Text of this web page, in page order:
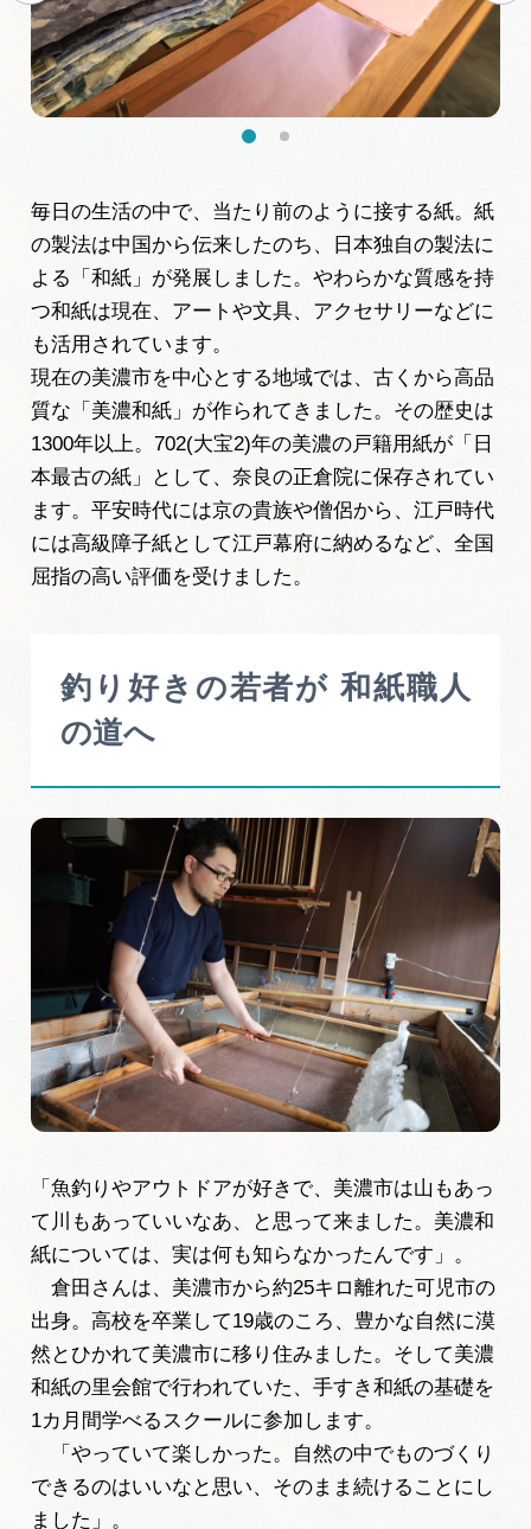
毎日の生活の中で、当たり前のように接する紙。紙
の製法は中国から伝来したのち、日本独自の製法に
よる「和紙」が発展しました。やわらかな質感を持
つ和紙は現在、アートや文具、アクセサリーなどに
も活用されています。
現在の美濃市を中心とする地域では、古くから高品
質な「美濃和紙」が作られてきました。その歴史は
1300年以上。702(大宝2)年の美濃の戸籍用紙が「日
本最古の紙」として、奈良の正倉院に保存されてい
ます。平安時代には京の貴族や僧侶から、江戸時代
には高級障子紙として江戸幕府に納めるなど、全国
屈指の高い評価を受けました。
釣り好きの若者が 和紙職人
の道へ
「魚釣りやアウトドアが好きで、美濃市は山もあっ
て川もあっていいなあ、と思って来ました。美濃和
紙については、実は何も知らなかったんです」。
倉田さんは、美濃市から約25キロ離れた可児市の
出身。高校を卒業して19歳のころ、豊かな自然に漠
然とひかれて美濃市に移り住みました。そして美濃
和紙の里会館で行われていた、手すき和紙の基礎を
1カ月間学べるスクールに参加します。
「やっていて楽しかった。自然の中でものづくり
できるのはいいなと思い、そのまま続けることにし
ました」。